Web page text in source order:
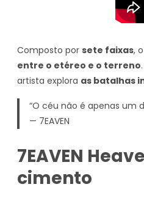
Composto por sete faixas,
entre o etéreo e o terreno
artista explora as batalhas
“O céu não é apenas um
— 7EAVEN
7EAVEN
cimento